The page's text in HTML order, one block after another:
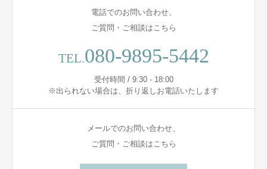
電話でのお問い合わせ、
ご質問・ご相談はこちら
TEL.080-9895-5442
受付時間 / 9:30 - 18:00
※出られない場合は、折り返しお電話いたします
メールでのお問い合わせ、
ご質問・ご相談はこちら